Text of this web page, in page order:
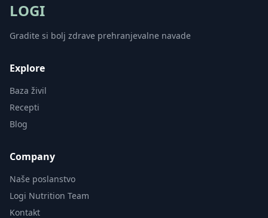
LOGI
Gradite si bolj zdrave prehranjevalne navade
Explore
Baza živil
Recepti
Blog
Company
Naše poslanstvo
Logi Nutrition Team
Kontakt